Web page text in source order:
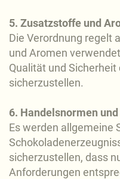
5. Zusatzstoffe und
Die Verordnung regelt
und Aromen
Qualität und Sicherheit
sicherzustellen.
6. Handelsnormen
Es werden allgemeine
sicherzustellen, dass
Anforderungen